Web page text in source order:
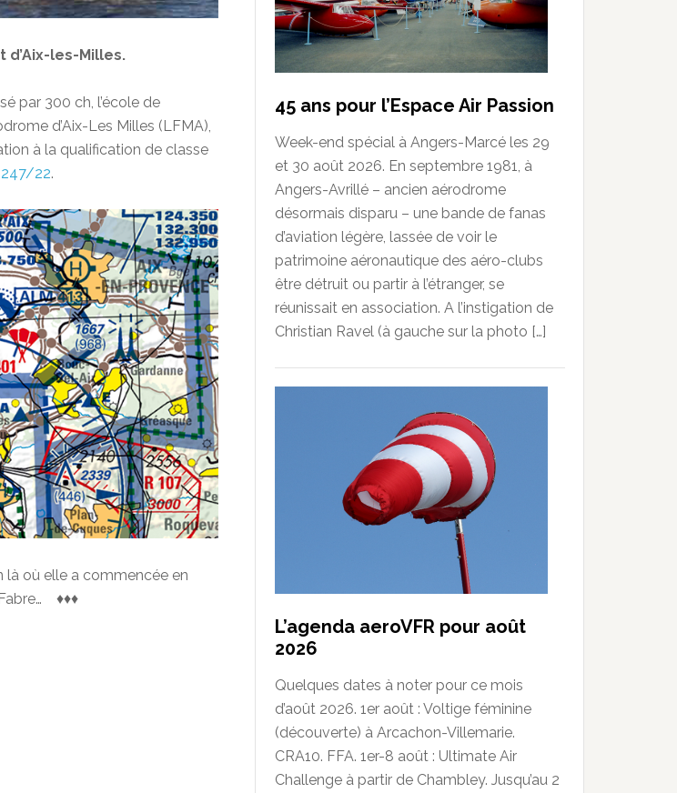
d’Aix-les-Milles.
par 300 ch, l’école de
d’Aix-Les Milles (LFMA),
à la qualification de classe
247/22.
là où elle a commencée en
♦♦♦
45 ans pour l’Espace Air Passion
Week-end spécial à Angers-Marcé les 29
et 30 août 2026. En septembre 1981, à
Angers-Avrillé – ancien aérodrome
désormais disparu – une bande de fanas
d’aviation légère, lassée de voir le
patrimoine aéronautique des aéro-clubs
être détruit ou partir à l’étranger, se
réunissait en association. A l’instigation de
Christian Ravel (à gauche sur la photo […]
L’agenda aeroVFR pour août
2026
Quelques dates à noter pour ce mois
d’août 2026. 1er août : Voltige féminine
(découverte) à Arcachon-Villemarie.
CRA10. FFA. 1er-8 août : Ultimate Air
Challenge à partir de Chambley. Jusqu’au 2